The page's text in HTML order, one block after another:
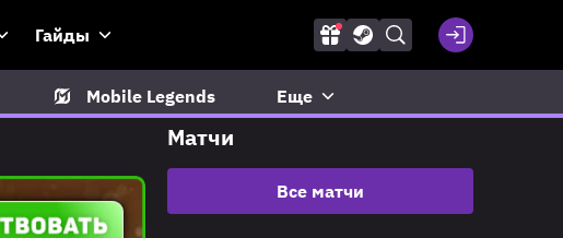
Гайды
Mobile Legends Еще
Матчи
Все матчи